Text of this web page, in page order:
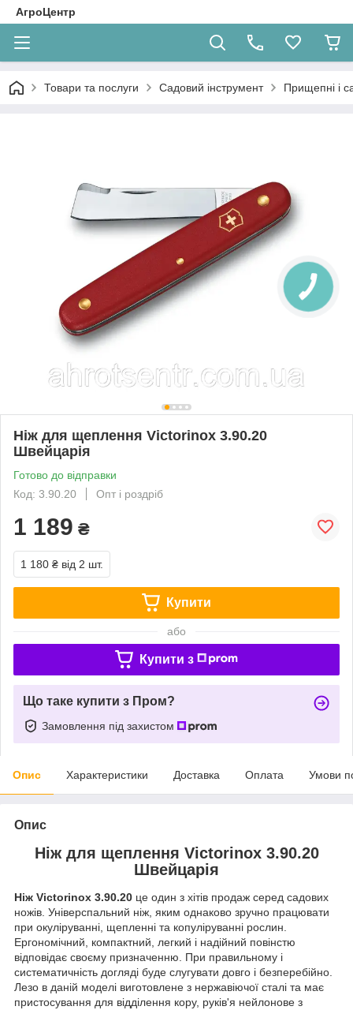
АгроЦентр
Товари та послуги Садовий інструмент Прищепні і
​​​​​​​Ніж для щеплення Victorinox 3.90.20
Швейцарія
Готово до відправки
Код: 3.90.20
Опт і роздріб
1 189 ₴
1 180 ₴ від 2 шт.
Купити
або
Купити з
Що таке купити з Пром?
Замовлення під захистом
Опис Характеристики Доставка Оплата Умови
Опис
​​​​​​​Ніж для щеплення Victorinox 3.90.20
Швейцарія
Ніж Victorinox 3.90.20 це один з хітів продаж серед садових
ножів. Універспальний ніж, яким однаково зручно працювати
при окуліруванні, щепленні та копуліруванні рослин.
Ергономічний, компактний, легкий і надійний повінстю
відповідає своєму призначенню. При правильному і
систематичність догляді буде слугувати довго і безперебійно.
Лезо в даній моделі виготовлене з нержавіючої сталі та має
пристосування для відділення кору, руків'я нейлонове з